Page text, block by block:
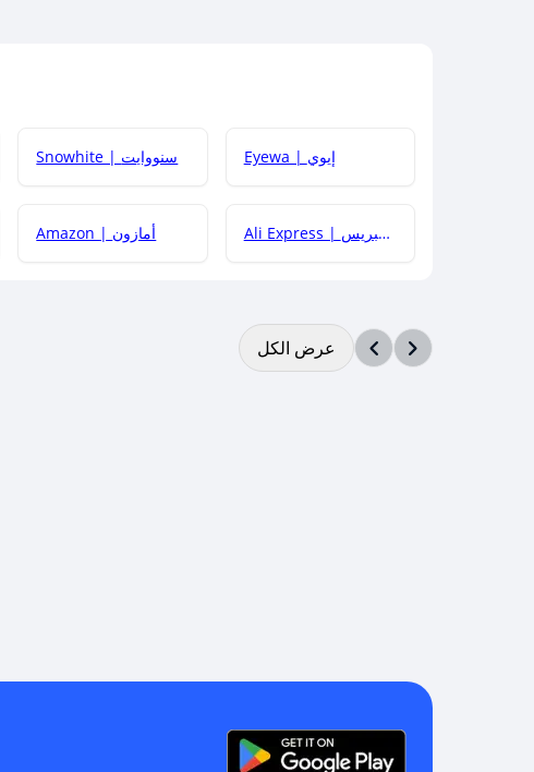
Snowhite | سنووايت Eyewa | إيوي
Amazon | أمازون Ali Express | علي إكسبريس
عرض الكل